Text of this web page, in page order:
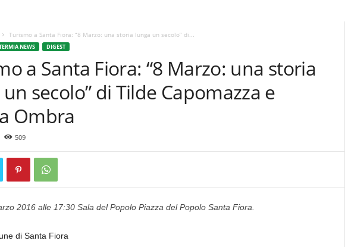
Turismo a Santa Fiora: “8 Marzo: una storia lunga un secolo” di...
NEWS DIGEST
a Santa Fiora: “8 Marzo: una storia
secolo” di Tilde Capomazza e
Ombra
509
2016 alle 17:30 Sala del Popolo Piazza del Popolo Santa Fiora.
di Santa Fiora